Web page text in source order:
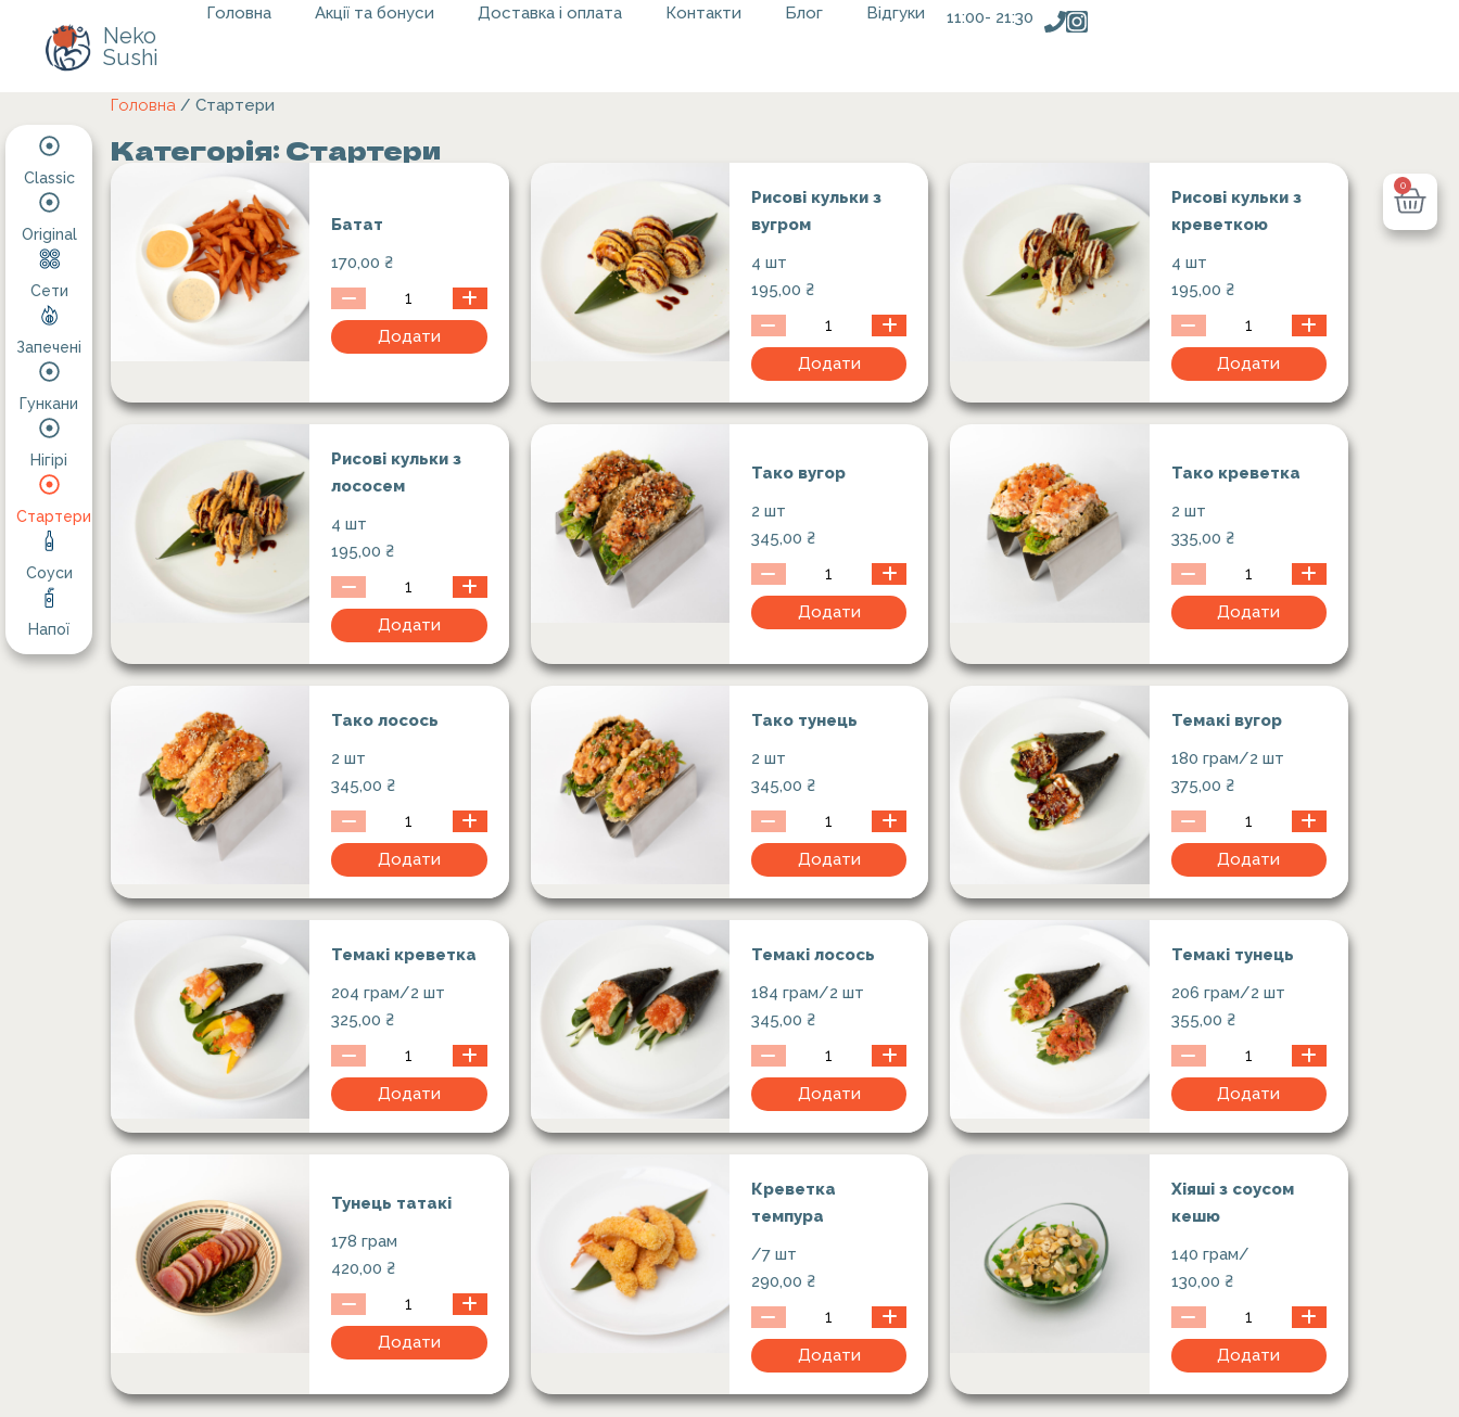
Neko
Sushi
Головна Акції та бонуси Доставка i оплата Контакти Блог Відгуки 11:00- 21:30
Classic
Original
Сети
Запечені
Гункани
Нігірі
Стартери
Соуси
Напої
0
Головна / Стартери
Категорія: Стартери
Батат
170,00₴
Додати
Рисові кульки з
вугром
4 шт
195,00 ₴
Додати
Рисові кульки з
креветкою
4 шт
195,00 ₴
Додати
Рисові кульки з
лососем
4 шт
195,00₴
Додати
Тако вугор
2 шт
345,00 ₴
Додати
Тако креветка
2 шт
335,00 ₴
Додати
Тако лосось
2 шт
345,00₴
Додати
Тако тунець
2 шт
345,00 ₴
Додати
Темакі вугор
180 грам/2 шт
375,00 ₴
Додати
Темакі креветка
204 грам/2 шт
325,00₴
Додати
Темакі лосось
184 грам/2 шт
345,00 ₴
Додати
Темакі тунець
206 грам/2 шт
355,00 ₴
Додати
Тунець татакі
178 грам
420,00₴
Додати
Креветка
темпура
/7 шт
290,00 ₴
Додати
Хіяші з соусом
кешю
140 грам/
130,00 ₴
Додати